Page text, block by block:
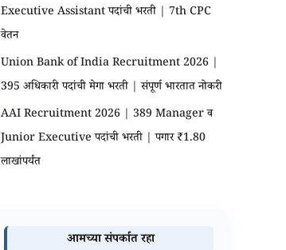
Executive Assistant पदांची भरती | 7th CPC
वेतन
Union Bank of India Recruitment 2026 |
395 अधिकारी पदांची मेगा भरती | संपूर्ण भारतात नोकरी
AAI Recruitment 2026 | 389 Manager व
Junior Executive पदांची भरती | पगार ₹1.80
लाखांपर्यंत
आमच्या संपर्कात रहा